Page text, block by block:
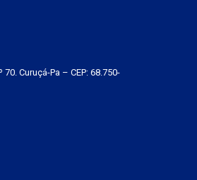
Curuçá-Pa – CEP: 68.750-